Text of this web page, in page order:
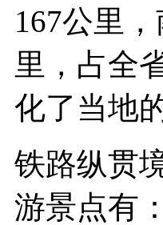
167公里
里，占全
化了当
铁路纵贯
游景点有